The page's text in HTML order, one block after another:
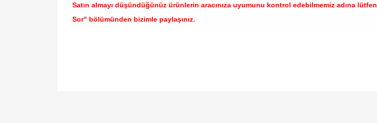
Satın almayı düşündüğünüz ürünlerin aracınıza uyumunu kontrol edebilmemiz adına lütfen
Sor" bölümünden bizimle paylaşınız.